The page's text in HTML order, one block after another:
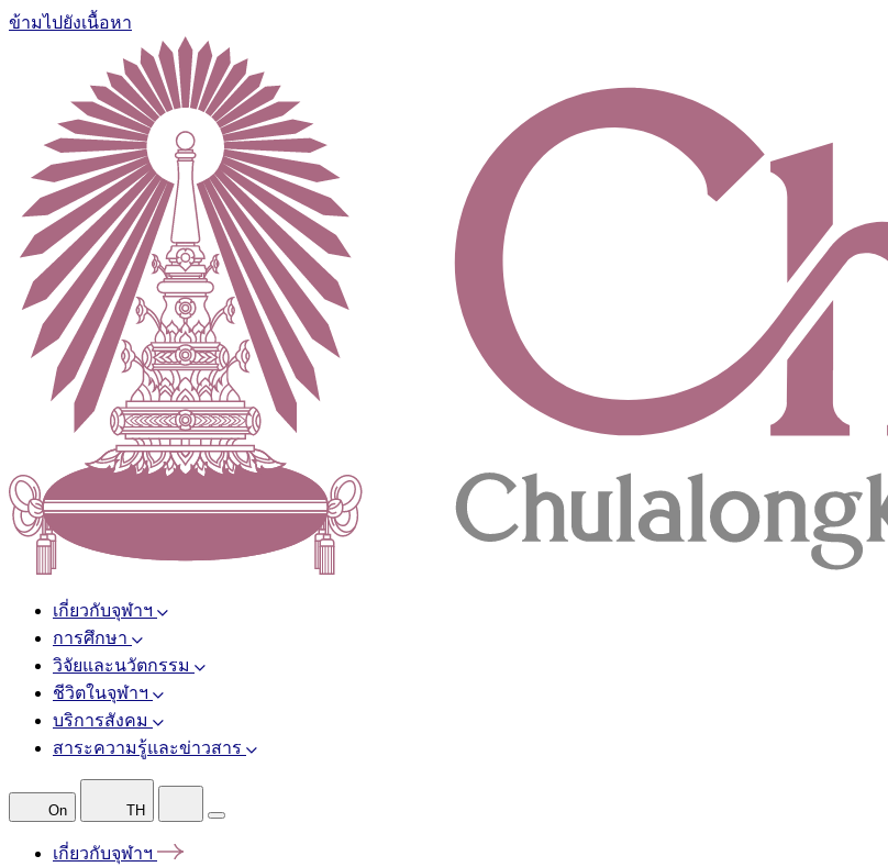
ข้ามไปยังเนื้อหา
เกี่ยวกับจุฬาฯ
การศึกษา
วิจัยและนวัตกรรม
ชีวิตในจุฬาฯ
บริการสังคม
สาระความรู้และข่าวสาร
On TH
เกี่ยวกับจุฬาฯ